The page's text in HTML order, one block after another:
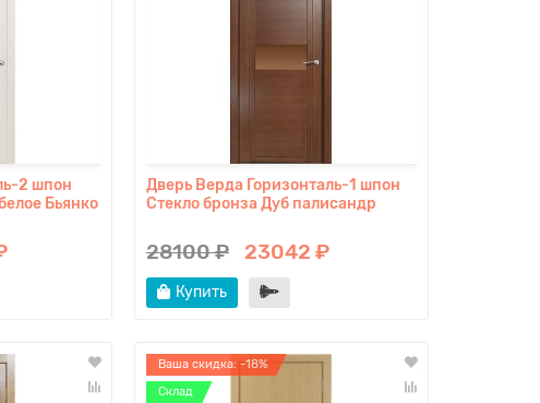
2 шпон
Бьянко
Дверь Верда Горизонталь-1 шпон
Стекло бронза Дуб палисандр
28100 ₽ 23042 ₽
Купить
Ваша скидка: -18%
Склад